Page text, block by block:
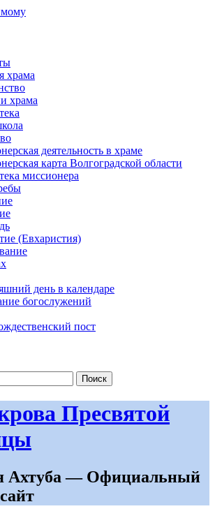
храма
храма
деятельность в храме
карта Волгоградской области
миссионера
(Евхаристия)
день в календаре
богослужений
пост
Пресвятой
Ахтуба — Официальный